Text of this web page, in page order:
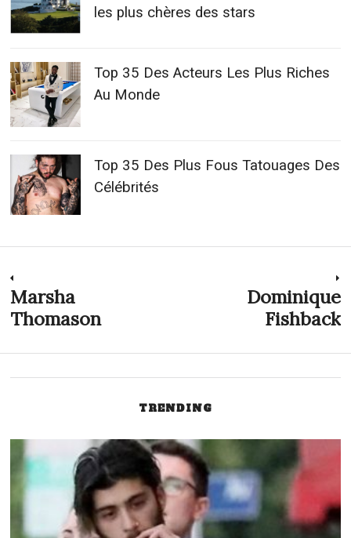
les plus chères des stars
Top 35 Des Acteurs Les Plus Riches
Au Monde
Top 35 Des Plus Fous Tatouages Des
Célébrités
Navigation
de
l’article
Previous
post:
Marsha
Thomason
Dominique
Fishback
TRENDING